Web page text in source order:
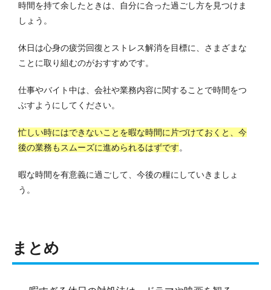
時間を持て余したときは、自分に合った過ごし方を見つけま
しょう。
休日は心身の疲労回復とストレス解消を目標に、さまざまな
ことに取り組むのがおすすめです。
仕事やバイト中は、会社や業務内容に関することで時間をつ
ぶすようにしてください。
忙しい時にはできないことを暇な時間に片づけておくと、今
後の業務もスムーズに進められるはずです。
暇な時間を有意義に過ごして、今後の糧にしていきましょ
う。
まとめ